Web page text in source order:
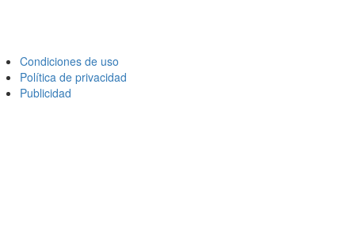
Condiciones de uso
Política de privacidad
Publicidad